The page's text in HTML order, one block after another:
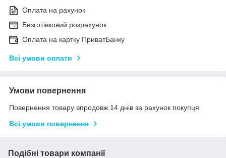
Оплата на рахунок
Безготівковий розрахунок
Оплата на картку ПриватБанку
Всі умови оплати
Умови повернення
Повернення товару впродовж 14 днів за рахунок покупця
Всі умови повернення
Подібні товари компанії